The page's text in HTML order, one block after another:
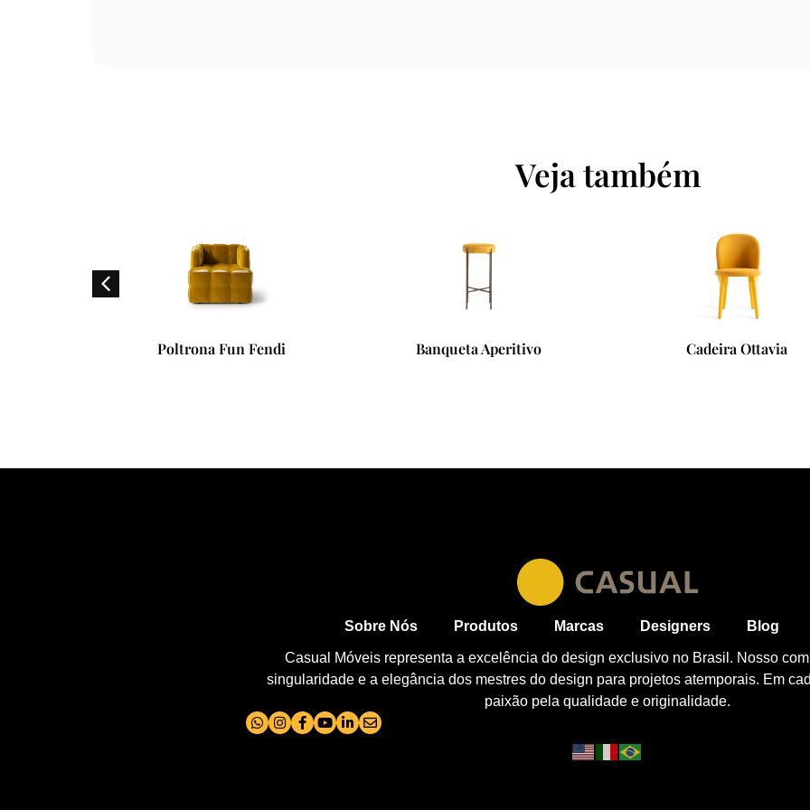
Veja também
Banqueta Aperitivo Cadeira Ottavia Poltrona Adiada
Sobre Nós Produtos Marcas Designers Blog
Casual Móveis representa a excelência do design exclusivo no Brasil. Nosso
singularidade e a elegância dos mestres do design para projetos atemporais. Em
paixão pela qualidade e originalidade.